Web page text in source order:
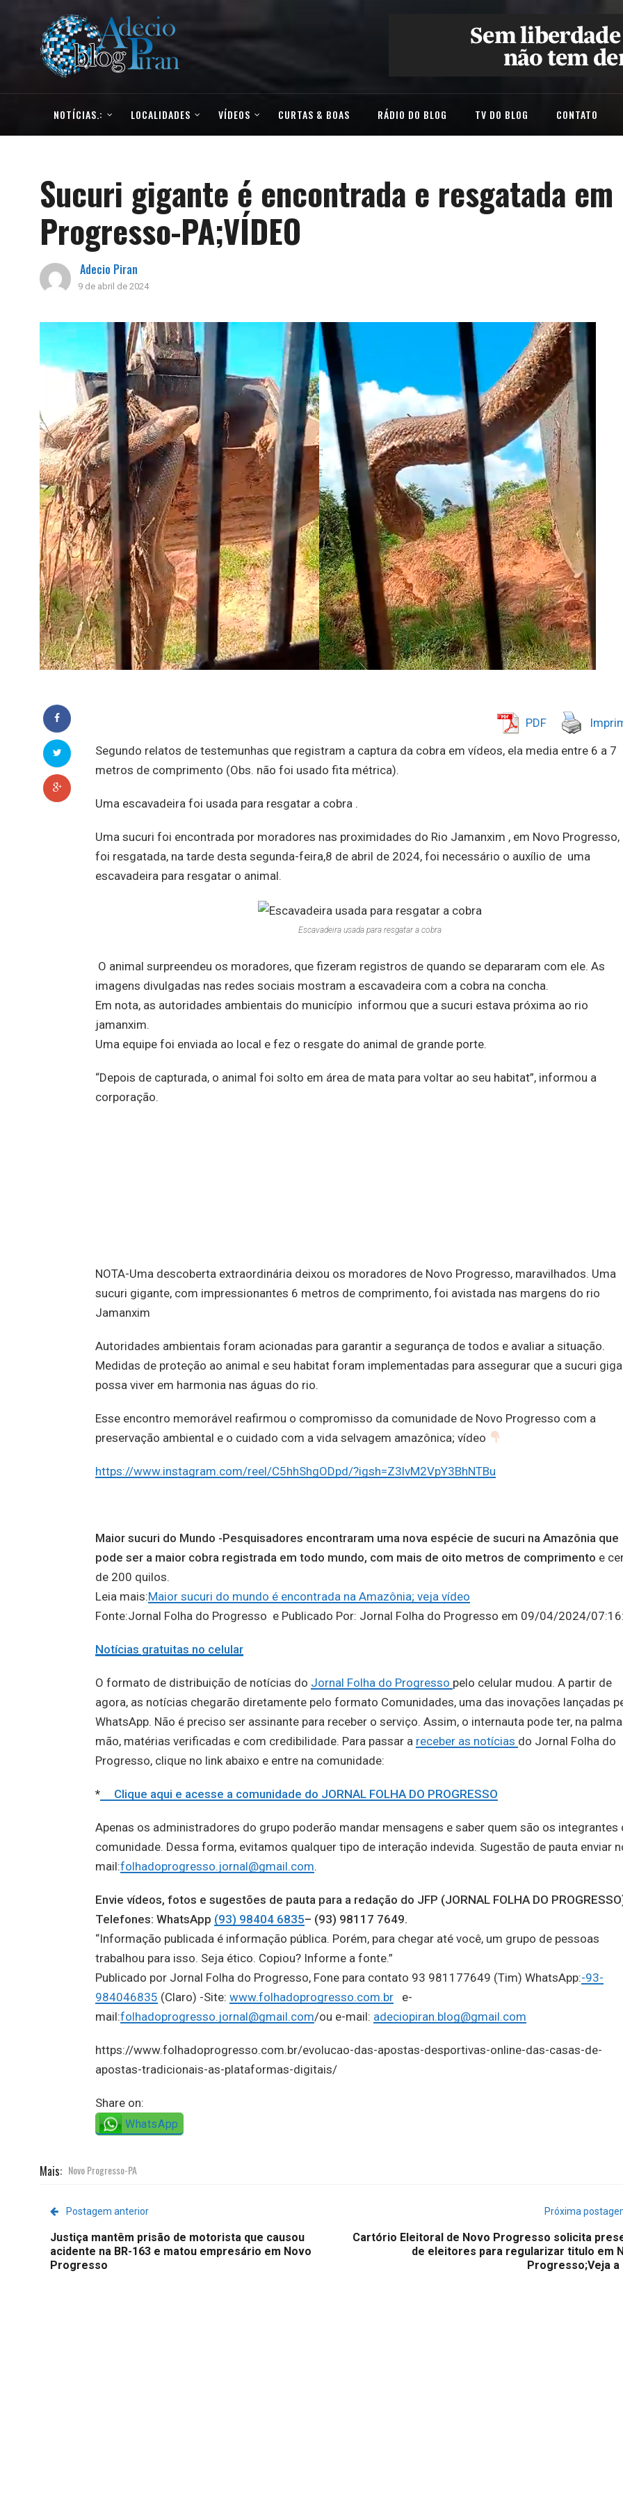
NOTÍCIAS.: LOCALIDADES VÍDEOS CURTAS & BOAS RÁDIO DO BLOG TV DO BLOG CONTATO
Sucuri gigante é encontrada e resgatada em
Progresso-PA;VÍDEO
Adecio Piran
9 de abril de 2024
PDF
Segundo relatos de testemunhas que registram a captura da cobra em vídeos, ela media entre 6 a 7
metros de comprimento (Obs. não foi usado fita métrica).
Uma escavadeira foi usada para resgatar a cobra .
Uma sucuri foi encontrada por moradores nas proximidades do Rio Jamanxim , em Novo Progresso,
foi resgatada, na tarde desta segunda-feira,8 de abril de 2024, foi necessário o auxílio de uma
escavadeira para resgatar o animal.
Escavadeira usada para resgatar a cobra
O animal surpreendeu os moradores, que fizeram registros de quando se depararam com ele. As
imagens divulgadas nas redes sociais mostram a escavadeira com a cobra na concha.
Em nota, as autoridades ambientais do município informou que a sucuri estava próxima ao rio
jamanxim.
Uma equipe foi enviada ao local e fez o resgate do animal de grande porte.
“Depois de capturada, o animal foi solto em área de mata para voltar ao seu habitat”, informou a
corporação.
NOTA-Uma descoberta extraordinária deixou os moradores de Novo Progresso, maravilhados. Uma
sucuri gigante, com impressionantes 6 metros de comprimento, foi avistada nas margens do rio
Jamanxim
Autoridades ambientais foram acionadas para garantir a segurança de todos e avaliar a situação.
Medidas de proteção ao animal e seu habitat foram implementadas para assegurar que a sucuri
possa viver em harmonia nas águas do rio.
Esse encontro memorável reafirmou o compromisso da comunidade de Novo Progresso com a
preservação ambiental e o cuidado com a vida selvagem amazônica; vídeo
https://www.instagram.com/reel/C5hhShgODpd/?igsh=Z3lvM2VpY3BhNTBu
Maior sucuri do Mundo -Pesquisadores encontraram uma nova espécie de sucuri na Amazônia que
pode ser a maior cobra registrada em todo mundo, com mais de oito metros de comprimento e
de 200 quilos.
Leia mais:Maior sucuri do mundo é encontrada na Amazônia; veja vídeo
Fonte:Jornal Folha do Progresso e Publicado Por: Jornal Folha do Progresso em 09/04/2024/
Notícias gratuitas no celular
O formato de distribuição de notícias do Jornal Folha do Progresso pelo celular mudou. A partir de
agora, as notícias chegarão diretamente pelo formato Comunidades, uma das inovações lançadas
WhatsApp. Não é preciso ser assinante para receber o serviço. Assim, o internauta pode ter, na
mão, matérias verificadas e com credibilidade. Para passar a receber as notícias do Jornal Folha do
Progresso, clique no link abaixo e entre na comunidade:
* Clique aqui e acesse a comunidade do JORNAL FOLHA DO PROGRESSO
Apenas os administradores do grupo poderão mandar mensagens e saber quem são os integrantes
comunidade. Dessa forma, evitamos qualquer tipo de interação indevida. Sugestão de pauta enviar
mail:folhadoprogresso.jornal@gmail.com.
Envie vídeos, fotos e sugestões de pauta para a redação do JFP (JORNAL FOLHA DO
Telefones: WhatsApp (93) 98404 6835– (93) 98117 7649.
“Informação publicada é informação pública. Porém, para chegar até você, um grupo de pessoas
trabalhou para isso. Seja ético. Copiou? Informe a fonte.”
Publicado por Jornal Folha do Progresso, Fone para contato 93 981177649 (Tim) WhatsApp:-93-
984046835 (Claro) -Site: www.folhadoprogresso.com.br e-
mail:folhadoprogresso.jornal@gmail.com/ou e-mail: adeciopiran.blog@gmail.com
https://www.folhadoprogresso.com.br/evolucao-das-apostas-desportivas-online-das-casas-de-
apostas-tradicionais-as-plataformas-digitais/
Share on:
WhatsApp
Mais: Novo Progresso-PA
Postagem anterior
Justiça mantêm prisão de motorista que causou
acidente na BR-163 e matou empresário em Novo
Progresso
Próxima
Cartório Eleitoral de Novo Progresso solicita
de eleitores para regularizar titulo em
Progresso;Veja a